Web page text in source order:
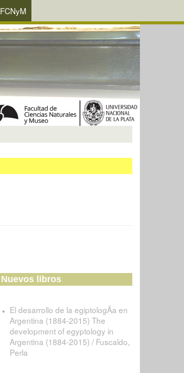
FCNyM
Nuevos libros
El desarrollo de la egiptologÃ­a en
Argentina (1884-2015) The
development of egyptology in
Argentina (1884-2015) / Fuscaldo,
Perla